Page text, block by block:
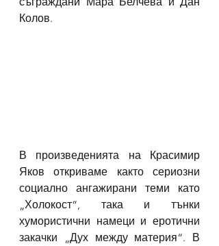
Колов.
В произведенията на Красимир
Яков откриваме както сериозни
социално ангажирани теми като
„Холокост“, така и тънки
хумористични намеци и еротични
закачки „Дух между материя“. В